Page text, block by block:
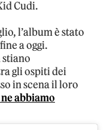
Cudi.
l’album è stato
a oggi.
gli ospiti dei
in scena il loro
ne abbiamo